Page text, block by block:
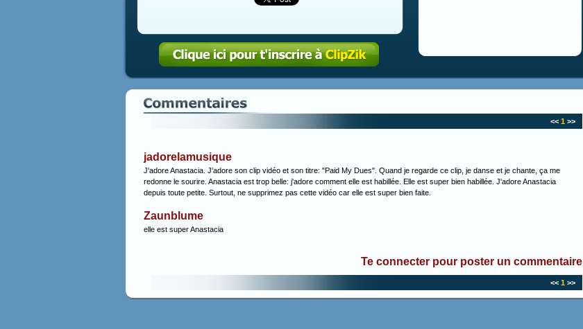
<< 1 >>
jadorelamusique
J'adore Anastacia. J'adore son clip vidéo et son titre: "Paid My Dues". Quand je regarde ce clip, je danse et je chante, ça me
redonne le sourire. Anastacia est trop belle: j'adore comment elle est habillée. Elle est super bien habillée. J'adore Anastacia
depuis toute petite. Surtout, ne supprimez pas cette vidéo car elle est super bien faite.
Zaunblume
elle est super Anastacia
Te connecter pour poster un commentaire
<< 1 >>